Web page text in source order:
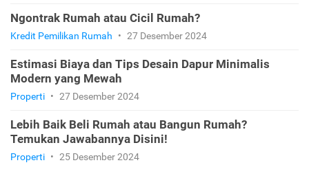
Ngontrak Rumah atau Cicil Rumah?
Kredit Pemilikan Rumah • 27 Desember 2024
Estimasi Biaya dan Tips Desain Dapur Minimalis
Modern yang Mewah
Properti • 27 Desember 2024
Lebih Baik Beli Rumah atau Bangun Rumah?
Temukan Jawabannya Disini!
Properti • 25 Desember 2024